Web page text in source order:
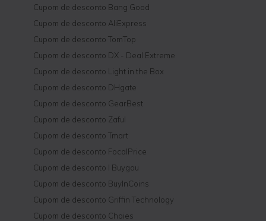
Cupom de desconto Bang Good
Cupom de desconto AliExpress
Cupom de desconto TomTop
Cupom de desconto DX - Deal Extreme
Cupom de desconto Light in the Box
Cupom de desconto DHgate
Cupom de desconto GearBest
Cupom de desconto Zaful
Cupom de desconto Tmart
Cupom de desconto FocalPrice
Cupom de desconto I Buygou
Cupom de desconto BuyInCoins
Cupom de desconto Griffin Technology
Cupom de desconto Choies